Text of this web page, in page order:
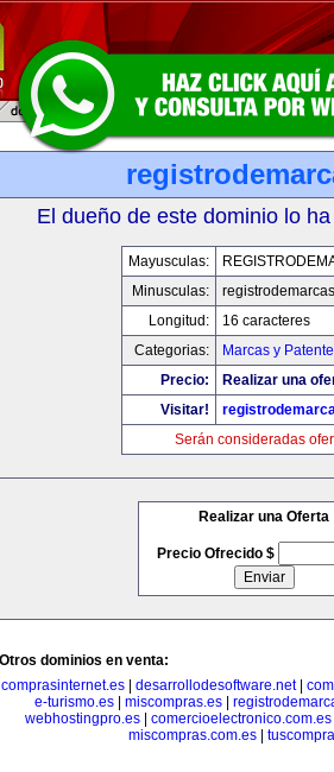
El dueño de este dominio lo
Mayusculas:
Minusculas:
Longitud:
16 caracteres
Categorias:
Marcas y
Precio:
Realizar una
Visitar!
Serán consideradas
Realizar una Oferta
Precio Ofrecido $
Otros dominios en venta:
comprasinternet.es
desarrollodesoftware.net|
e-turismo.es
miscompras.es
webhostingpro.es| comercioelectronico.com.es
miscompras.com.es